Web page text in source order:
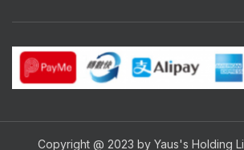
Copyright @ 2023 by Yaus's Holding